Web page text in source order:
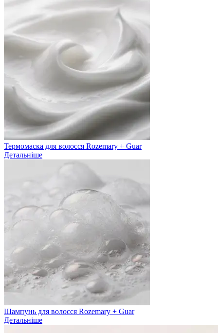
Термомаска для волосся Rozemary + Guar
Детальніше
Шампунь для волосся Rozemary + Guar
Детальніше